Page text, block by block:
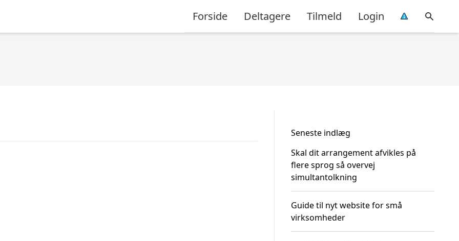
Forside Deltagere Tilmeld Login
Seneste indlæg
Skal dit arrangement afvikles på
flere sprog så overvej
simultantolkning
Guide til nyt website for små
virksomheder